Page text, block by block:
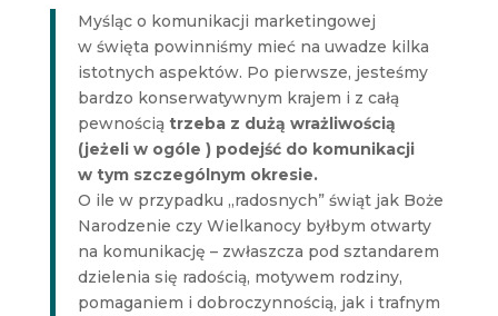
Myśląc o komunikacji marketingowej
w święta powinniśmy mieć na uwadze kilka
istotnych aspektów. Po pierwsze, jesteśmy
bardzo konserwatywnym krajem i z całą
pewnością trzeba z dużą wrażliwością
(jeżeli w ogóle ) podejść do komunikacji
w tym szczególnym okresie.
O ile w przypadku „radosnych” świąt jak Boże
Narodzenie czy Wielkanocy byłbym otwarty
na komunikację – zwłaszcza pod sztandarem
dzielenia się radością, motywem rodziny,
pomaganiem i dobroczynnością, jak i trafnym